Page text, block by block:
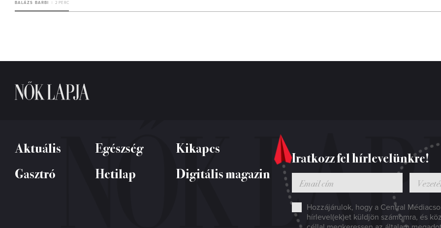
BALÁZS BARBI 2 PERC
Aktuális Egészség
Kikapcs
Gasztró
Hetilap Digitális magazin
Iratkozz fel hírlevelünkre!
Hozzájárulok, hogy a Central
hírlevel(ek)et küldjön számomra, és